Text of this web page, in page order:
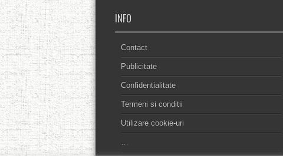
INFO
Contact
Publicitate
Confidentialitate
Termeni si conditii
Utilizare cookie-uri
…